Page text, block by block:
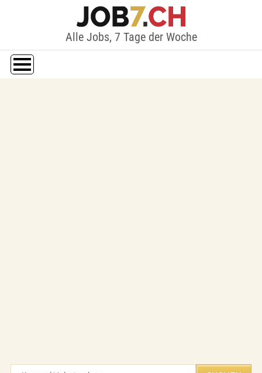
Alle Jobs, 7 Tage der Woche